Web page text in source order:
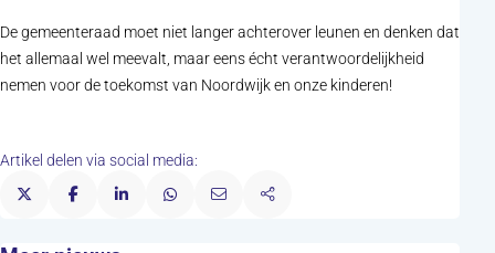
De gemeenteraad moet niet langer achterover leunen en denken dat
het allemaal wel meevalt, maar eens écht verantwoordelijkheid
nemen voor de toekomst van Noordwijk en onze kinderen!
Artikel delen via social media: